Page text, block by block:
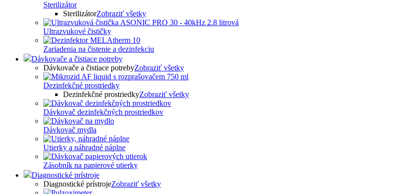
Sterilizátor
SterilizátorZobraziť všetky
Ultrazvukové čističky
Zariadenia na čistenie a dezinfekciu
Dávkovače a čistiace potreby
Dávkovače a čistiace potrebyZobraziť všetky
Dezinfekčné prostriedky
Dezinfekčné prostriedkyZobraziť všetky
Dávkovač dezinfekčných prostriedkov
Dávkovač mydla
Utierky a náhradné náplne
Zásobník na papierové utierky
Diagnostické prístroje
Diagnostické prístrojeZobraziť všetky